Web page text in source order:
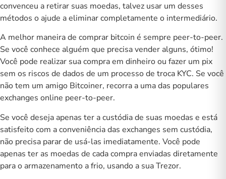
convenceu a retirar suas moedas, talvez usar um desses
métodos o ajude a eliminar completamente o intermediário.
A melhor maneira de comprar bitcoin é sempre peer-to-peer.
Se você conhece alguém que precisa vender alguns, ótimo!
Você pode realizar sua compra em dinheiro ou fazer um pix
sem os riscos de dados de um processo de troca KYC. Se você
não tem um amigo Bitcoiner, recorra a uma das populares
exchanges online peer-to-peer.
Se você deseja apenas ter a custódia de suas moedas e está
satisfeito com a conveniência das exchanges sem custódia,
não precisa parar de usá-las imediatamente. Você pode
apenas ter as moedas de cada compra enviadas diretamente
para o armazenamento a frio, usando a suaTrezor.